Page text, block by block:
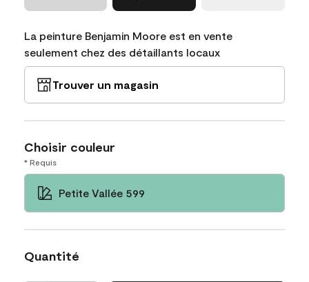
La peinture Benjamin Moore est en vente
seulement chez des détaillants locaux
Trouver un magasin
Choisir couleur
* Requis
Petite Vallée 599
Quantité